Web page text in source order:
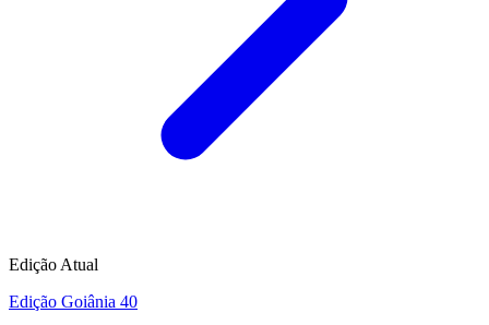
Edição Atual
Edição Goiânia 40